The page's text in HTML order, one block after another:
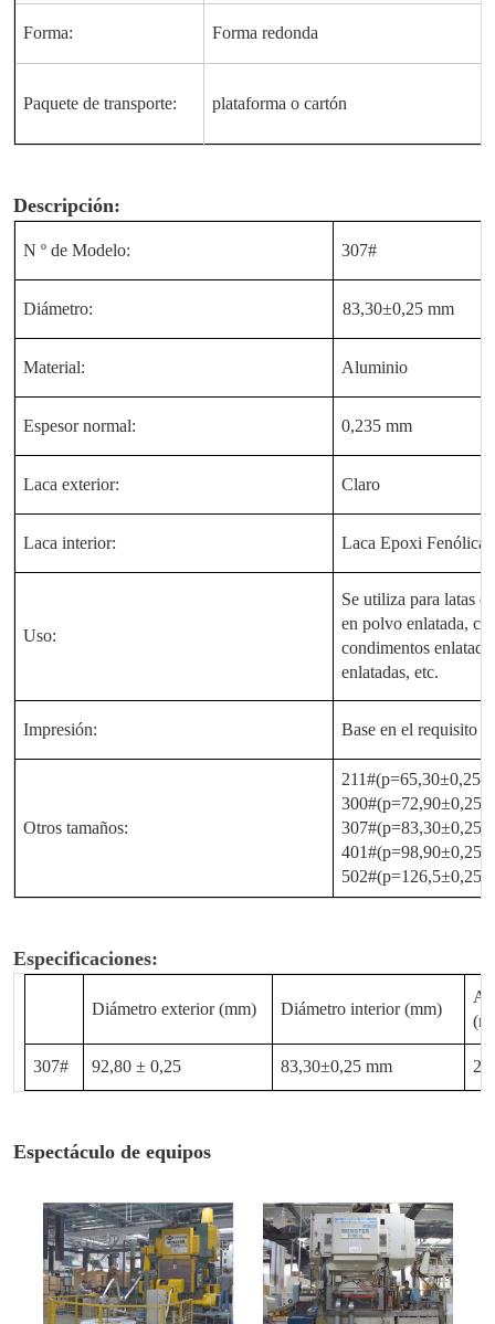
Forma: Forma redonda
Paquete de transporte: plataforma o cartón
Descripción:
N º de Modelo: 307#
Diámetro: 83,30±0,25 mm
Material: Aluminio
Espesor normal: 0,235 mm
Laca exterior: Claro
Laca interior: Laca Epoxi Fenólica
Uso:
Se utiliza para latas
en polvo enlatada,
condimentos
enlatadas, etc.
Impresión: Base en el requisito
Otros tamaños:
211#(p=65,30±0,25
300#(p=72,90±0,25
307#(p=83,30±0,25
401#(p=98,90±0,25
502#(p=126,5±0,25
Especificaciones:
Diámetro exterior (mm) Diámetro interior (mm)
307# 92,80 ± 0,25 83,30±0,25 mm
Espectáculo de equipos